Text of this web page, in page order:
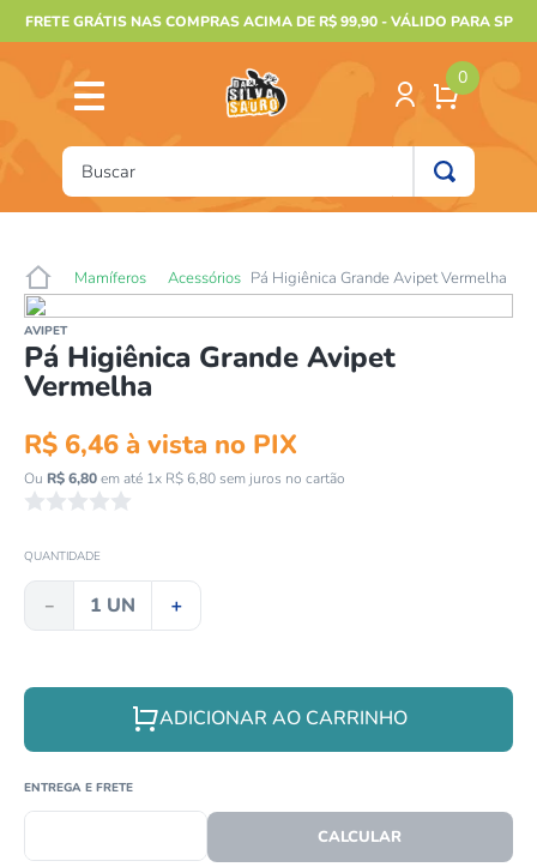
FRETE GRÁTIS NAS COMPRAS ACIMA DE R$ 99,90 - VÁLIDO PARA SP
0
Buscar
Mamíferos Acessórios Pá Higiênica Grande Avipet Vermelha
AVIPET
Pá Higiênica Grande Avipet
Vermelha
R$ 6,46 à vista no PIX
Ou R$6,80em até 1x R$ 6,80sem juros no cartão
☆☆☆☆☆
QUANTIDADE
＋
－
ADICIONAR AO CARRINHO
CALCULAR O FRETE
2º
animais
gecko